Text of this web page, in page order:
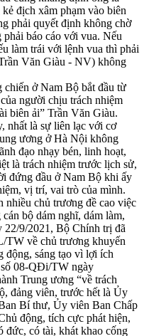
địch xâm phạm vào biên
phải quyết định không chờ
báo cáo với vua. Nếu
làm trái với lệnh vua thì phải
Văn Giàu - NV) không
chiến ở Nam Bộ bắt đầu từ
người chịu trách nhiệm
biên ải” Trần Văn Giàu.
nhất là sự liên lạc với cơ
ương ở Hà Nội không
đạo nhạy bén, linh hoạt,
là trách nhiệm trước lịch sử,
đứng đầu ở Nam Bộ khi ấy
vị trí, vai trò của mình.
nhiều chủ trương đề cao việc
bộ dám nghĩ, dám làm,
22/9/2021, Bộ Chính trị đã
TW về chủ trương khuyến
động, sáng tạo vì lợi ích
08-QĐi/TW ngày
Trung ương “về trách
đảng viên, trước hết là Ủy
Bí thư, Ủy viên Ban Chấp
động, tích cực phát hiện,
đức, có tài, khát khao cống